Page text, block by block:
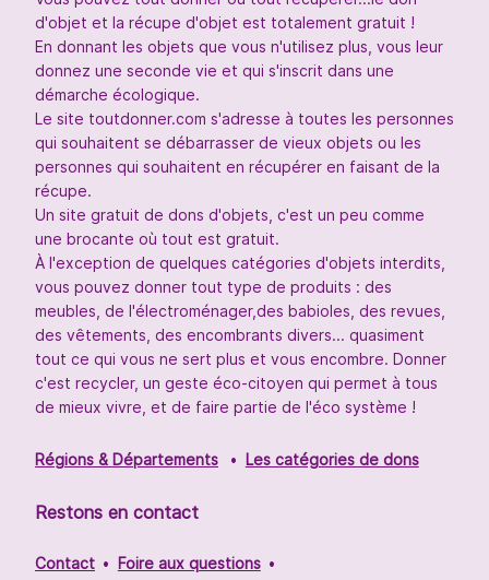
d'objet et la récupe d'objet est totalement gratuit !
En donnant les objets que vous n'utilisez plus, vous leur
donnez une seconde vie et qui s'inscrit dans une
démarche écologique.
Le site toutdonner.com s'adresse à toutes les personnes
qui souhaitent se débarrasser de vieux objets ou les
personnes qui souhaitent en récupérer en faisant de la
récupe.
Un site gratuit de dons d'objets, c'est un peu comme
une brocante où tout est gratuit.
À l'exception de quelques catégories d'objets interdits,
vous pouvez donner tout type de produits : des
meubles, de l'électroménager,des babioles, des revues,
des vêtements, des encombrants divers... quasiment
tout ce qui vous ne sert plus et vous encombre. Donner
c'est recycler, un geste éco-citoyen qui permet à tous
de mieux vivre, et de faire partie de l'éco système !
Régions & Départements Les catégories de dons
Restons en contact
Contact Foire aux questions